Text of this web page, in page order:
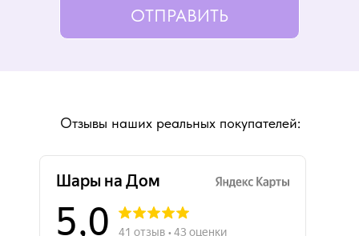
ОТПРАВИТЬ
Отзывы наших реальных покупателей: